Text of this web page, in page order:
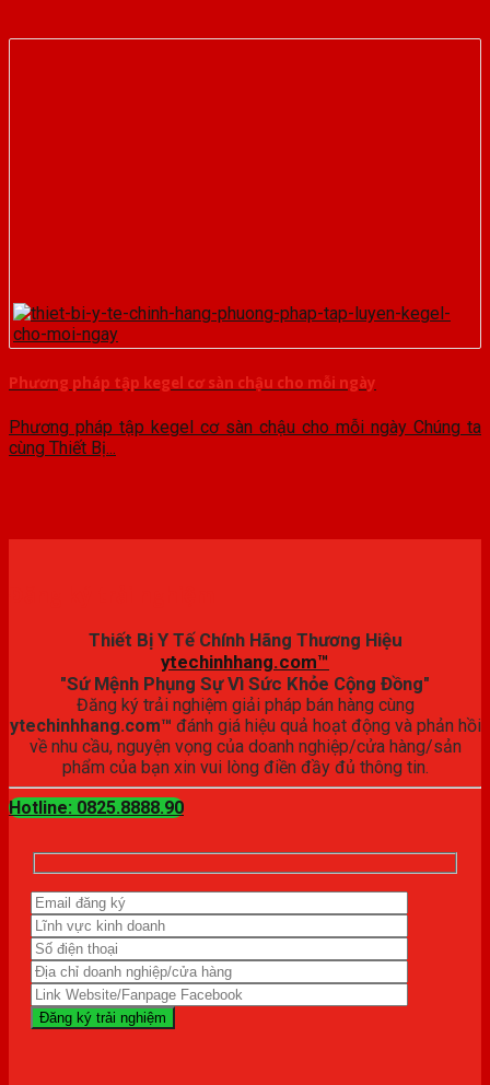
Phương pháp tập kegel cơ sàn chậu cho mỗi ngày
Phương pháp tập kegel cơ sàn chậu cho mỗi ngày Chúng ta
cùng Thiết Bị...
Thiết Bị Y Tế Chính Hãng Thương Hiệu
ytechinhhang.com™
"Sứ Mệnh Phụng Sự Vì Sức Khỏe Cộng Đồng"
Đăng ký trải nghiệm giải pháp bán hàng cùng
ytechinhhang.com™ đánh giá hiệu quả hoạt động và phản hồi
về nhu cầu, nguyện vọng của doanh nghiệp/cửa hàng/sản
phẩm của bạn xin vui lòng điền đầy đủ thông tin.
Hotline: 0825.8888.90